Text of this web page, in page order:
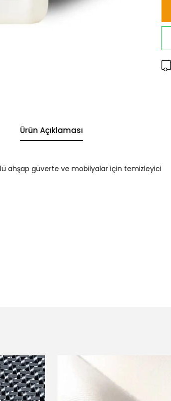
Ürün Açıklaması
ahşap güverte ve mobilyalar için temizleyici